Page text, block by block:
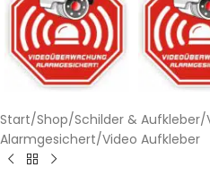
Start/Shop/Schilder & Aufkleber/
Alarmgesichert/Video Aufkleber